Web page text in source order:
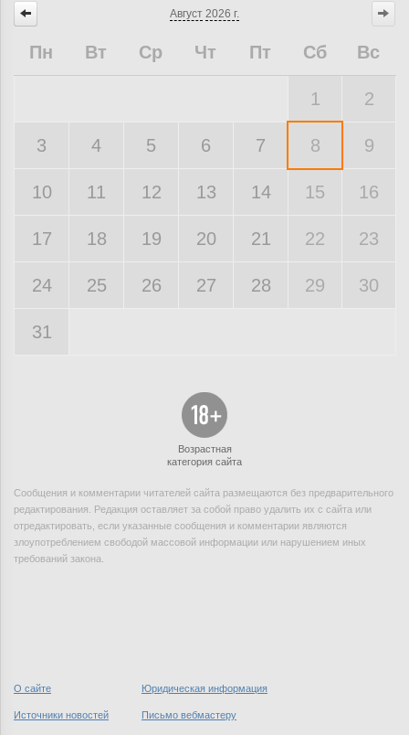
Август 2026 г.
Пн Вт Ср Чт Пт Сб Вс
1 2
3 4 5 6 7 8 9
10 11 12 13 14 15 16
17 18 19 20 21 22 23
24 25 26 27 28 29 30
31
Возрастная
категория сайта
Сообщения и комментарии читателей сайта размещаются без предварительного
редактирования. Редакция оставляет за собой право удалить их с сайта или
отредактировать, если указанные сообщения и комментарии являются
злоупотреблением свободой массовой информации или нарушением иных
требований закона.
О сайте Юридическая информация
Источники новостей Письмо вебмастеру